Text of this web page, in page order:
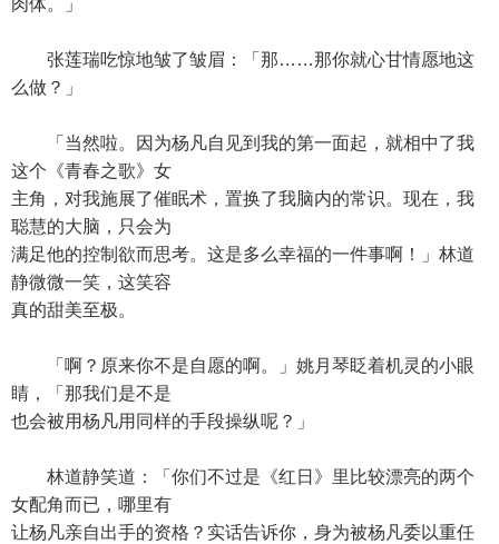
肉体。」
张莲瑞吃惊地皱了皱眉：「那……那你就心甘情愿地这
么做？」
「当然啦。因为杨凡自见到我的第一面起，就相中了我
这个《青春之歌》女
主角，对我施展了催眠术，置换了我脑内的常识。现在，我
聪慧的大脑，只会为
满足他的控制欲而思考。这是多么幸福的一件事啊！」林道
静微微一笑，这笑容
真的甜美至极。
「啊？原来你不是自愿的啊。」姚月琴眨着机灵的小眼
睛，「那我们是不是
也会被用杨凡用同样的手段操纵呢？」
林道静笑道：「你们不过是《红日》里比较漂亮的两个
女配角而已，哪里有
让杨凡亲自出手的资格？实话告诉你，身为被杨凡委以重任